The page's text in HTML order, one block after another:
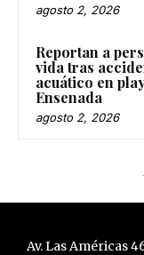
agosto 2, 2026
Reportan a
vida tras
acuático en
Ensenada
agosto 2, 2026
Av. Las Américas